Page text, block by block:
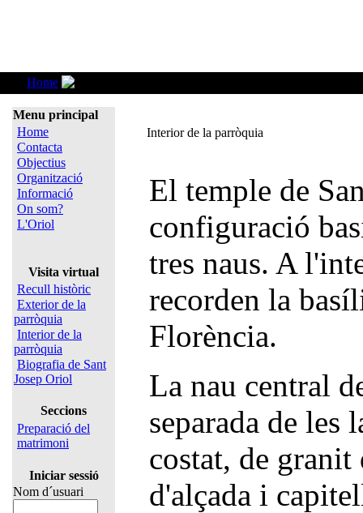
Home
Menu principal
Home
Contacta
Objectius
Organització
Informació
On som?
L'Oriol
Visita virtual
Recull històric
Exterior de la
parròquia
Interior de la
parròquia
Biografia de Sant
Josep Oriol
Seccions
Preparació del
matrimoni
Iniciar sessió
Nom d´usuari
Interior de la parròquia
El temple de
configuració
tres naus. A
recorden la
Florència.
La nau central
separada de les
costat, de granit
d'alçada i